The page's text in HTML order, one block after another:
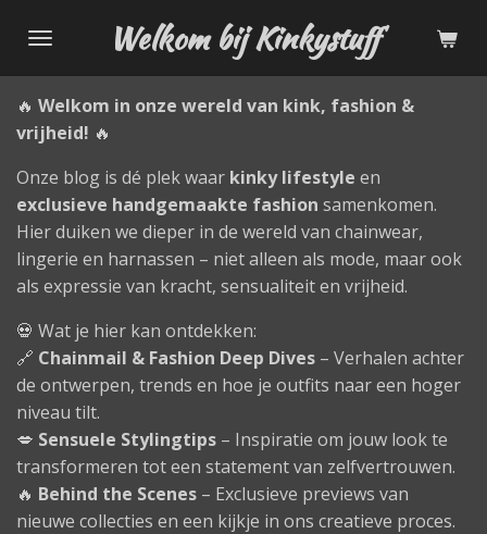
direct
naar
de
hoofdinhoud
Welkom bij Kinkystuff
🔥 Welkom in onze wereld van kink, fashion &
vrijheid! 🔥
Onze blog is dé plek waar kinky lifestyle en
exclusieve handgemaakte fashion samenkomen.
Hier duiken we dieper in de wereld van chainwear,
lingerie en harnassen – niet alleen als mode, maar ook
als expressie van kracht, sensualiteit en vrijheid.
💀 Wat je hier kan ontdekken:
🔗 Chainmail & Fashion Deep Dives – Verhalen achter
de ontwerpen, trends en hoe je outfits naar een hoger
niveau tilt.
💋 Sensuele Stylingtips – Inspiratie om jouw look te
transformeren tot een statement van zelfvertrouwen.
🔥 Behind the Scenes – Exclusieve previews van
nieuwe collecties en een kijkje in ons creatieve proces.